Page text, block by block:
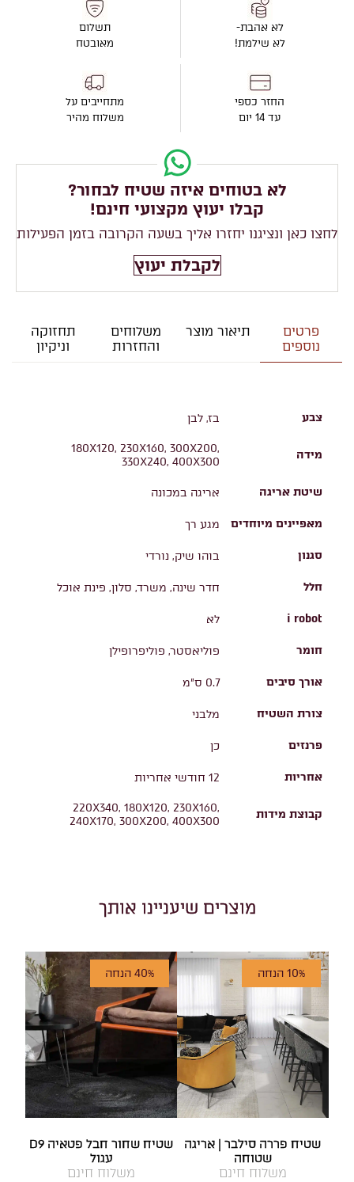
לא אהבת-
לא שילמת!
החזר כספי
עד 14 יום
תשלום
מאובטח
מתחייבים על
משלוח מהיר
לא בטוחים איזה שטיח לבחור?
קבלו יעוץ מקצועי חינם!
לחצו כאן ונציגנו יחזרו אליך בשעה הקרובה בזמן הפעילות
לקבלת יעוץ
פרטים
נוספים
תיאור מוצר
משלוחים
והחזרות
תחזוקה
וניקיון
צבע בז, לבן
מידה
180X120, 230X160, 300X200,
330X240, 400X300
שיטת אריגה אריגה במכונה
מאפיינים מיוחדים מגע רך
סגנון בוהו שיק, נורדי
חלל חדר שינה, משרד, סלון, פינת אוכל
i robot לא
חומר פוליאסטר, פוליפרופילן
אורך סיבים 0.7 ס"מ
צורת השטיח מלבני
פרנזים כן
אחריות 12 חודשי אחריות
קבוצת מידות
220X340, 180X120, 230X160,
240X170, 300X200, 400X300
מוצרים שיעניינו אותך
10% הנחה
שטיח פררה סילבר | אריגה
שטוחה
משלוח חינם
40% הנחה
שטיח שחור חבל פטאיה D9
עגול
משלוח חינם